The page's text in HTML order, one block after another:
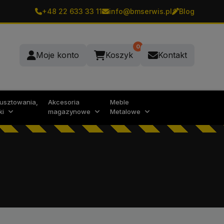
+48 22 633 33 11 info@bmserwis.pl Blog
Moje konto Koszyk
0
Kontakt
Akcesoria
magazynowe
Meble
Metalowe